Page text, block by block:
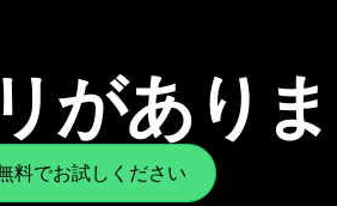
があり
料でお試しください